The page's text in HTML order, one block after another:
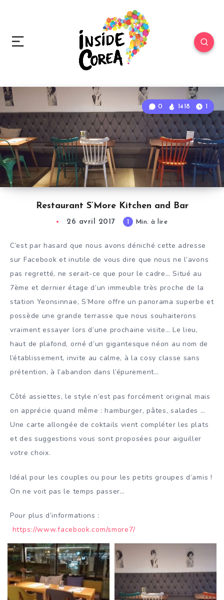
Restaurant S’More Kitchen and Bar
0 1418 1
26 avril 2017 1 Min. à lire
C’est par hasard que nous avons déniché cette adresse
sur Facebook et inutile de vous dire que nous ne l’avons
pas regretté, ne serait-ce que pour le cadre… Situé au
7ème et dernier étage d’un immeuble très proche de la
station Yeonsinnae, S’More offre un panorama superbe et
possède une grande terrasse que nous souhaiterons
vraiment essayer lors d’une prochaine visite… Le lieu,
haut de plafond, orné d’un gigantesque néon au nom de
l’établissement, invite au calme, à la cosy classe sans
prétention, à l’abandon dans l’épurement…
Côté assiettes, le style n’est pas forcément original mais
on apprécie quand même : hamburger, pâtes, salades …
Une carte allongée de coktails vient compléter les plats
et des suggestions vous sont proposées pour aiguiller
votre choix.
Idéal pour les couples ou pour les petits groupes d’amis !
On ne voit pas le temps passer…
Pour plus d’informations :
https://www.facebook.com/smore7/